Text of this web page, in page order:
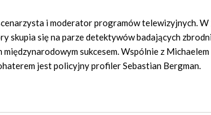
i moderator programów telewizyjnych.
skupia się na parze detektywów badających
międzynarodowym sukcesem. Wspólnie z
jest policyjny profiler Sebastian Bergman.